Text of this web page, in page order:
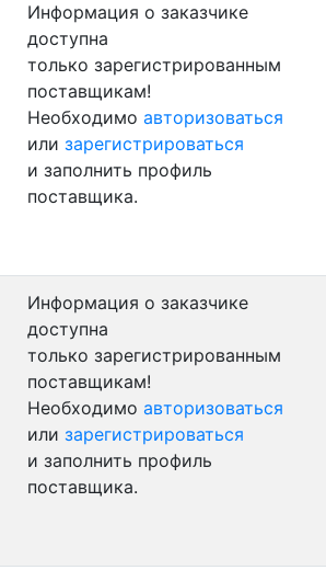
Информация о заказчике
доступна
только зарегистрированным
поставщикам!
Необходимо авторизоваться
или зарегистрироваться
и заполнить профиль
поставщика.
Информация о заказчике
доступна
только зарегистрированным
поставщикам!
Необходимо авторизоваться
или зарегистрироваться
и заполнить профиль
поставщика.